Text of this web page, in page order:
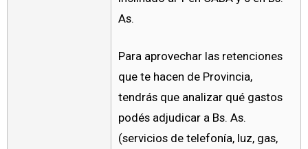
As.
Para aprovechar las retenciones
que te hacen de Provincia,
tendrás que analizar qué gastos
podés adjudicar a Bs. As.
(servicios de telefonía, luz, gas,